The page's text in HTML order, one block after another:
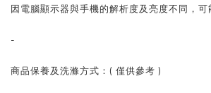
因電腦顯示器與手機的解析度及亮度不同，可
-
商品保養及洗滌方式：( 僅供參考 )